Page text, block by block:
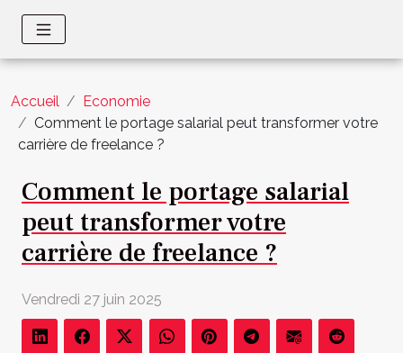
Accueil
Economie
Comment le portage salarial peut transformer votre
carrière de freelance ?
Comment le portage salarial
peut transformer votre
carrière de freelance ?
Vendredi 27 juin 2025